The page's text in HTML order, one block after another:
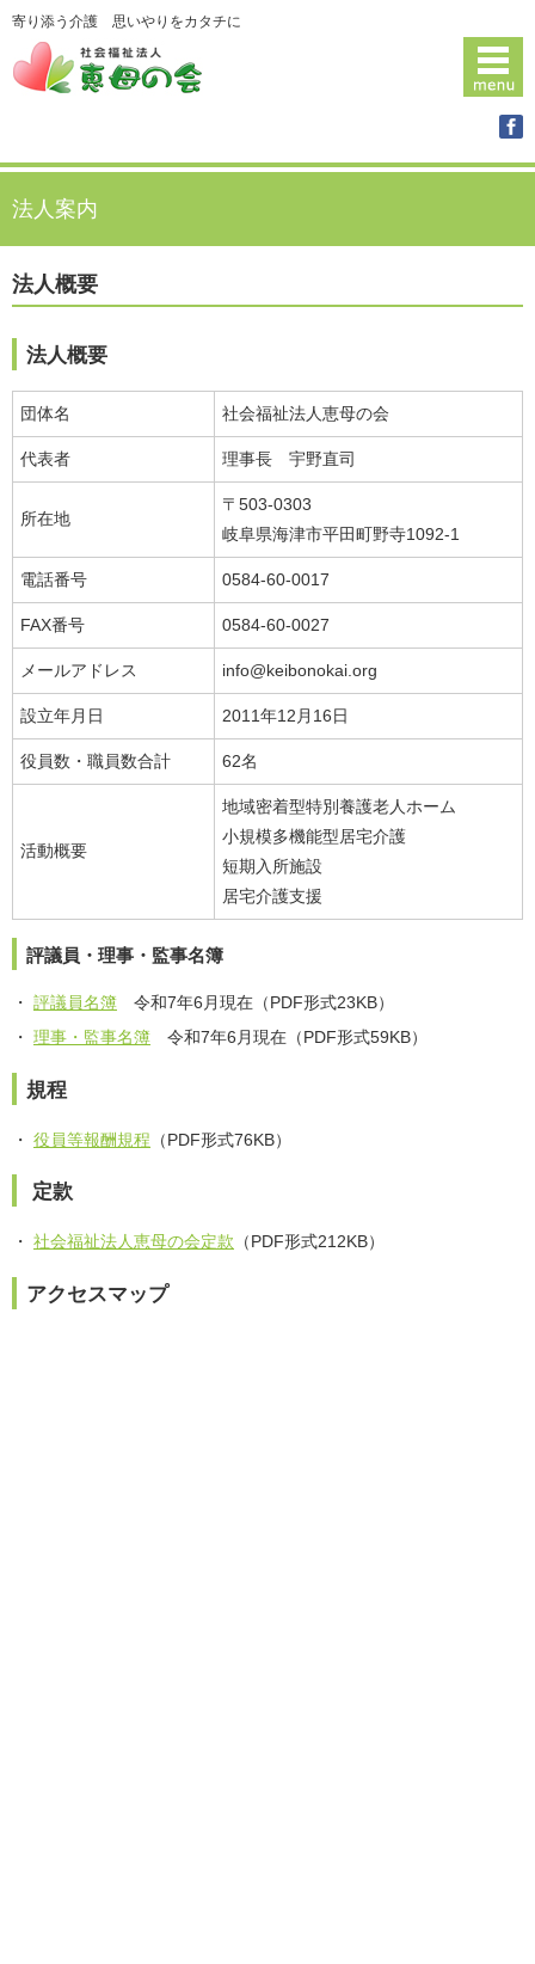
寄り添う介護 思いやりをカタチに
法人案内
法人概要
法人概要
団体名 社会福祉法人恵母の会
代表者 理事長 宇野直司
所在地
〒503-0303
岐阜県海津市平田町野寺1092-1
電話番号 0584-60-0017
FAX番号 0584-60-0027
メールアドレス info@keibonokai.org
設立年月日 2011年12月16日
役員数・職員数合計 62名
活動概要
地域密着型特別養護老人ホーム
小規模多機能型居宅介護
短期入所施設
居宅介護支援
評議員・理事・監事名簿
評議員名簿 令和7年6月現在（PDF形式23KB）
理事・監事名簿 令和7年6月現在（PDF形式59KB）
規程
役員等報酬規程 （PDF形式76KB）
定款
社会福祉法人恵母の会定款 （PDF形式212KB）
アクセスマップ